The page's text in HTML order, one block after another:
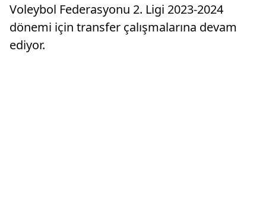
Voleybol Federasyonu 2. Ligi 2023-2024
dönemi için transfer çalışmalarına devam
ediyor.